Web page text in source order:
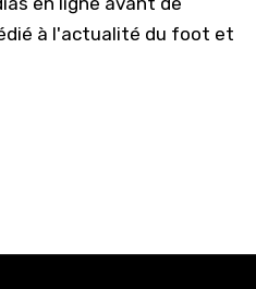
à l'actualité du foot et